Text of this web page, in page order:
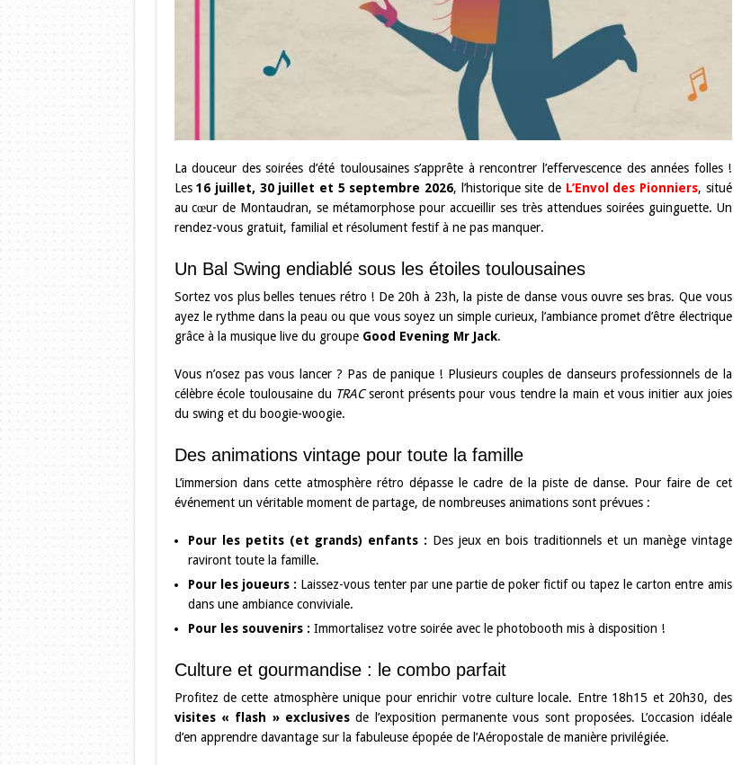
La douceur des soirées d’été toulousaines s’apprête à rencontrer l’effervescence des années folles !
Les16 juillet, 30 juillet et 5 septembre 2026, l’historique site de L’Envol des Pionniers, situé
au cœur de Montaudran, se métamorphose pour accueillir ses très attendues soirées guinguette. Un
rendez-vous gratuit, familial et résolument festif à ne pas manquer.
Un Bal Swing endiablé sous les étoiles toulousaines
Sortez vos plus belles tenues rétro ! De 20h à 23h, la piste de danse vous ouvre ses bras. Que vous
ayez le rythme dans la peau ou que vous soyez un simple curieux, l’ambiance promet d’être électrique
grâce à la musique live du groupe Good Evening Mr Jack.
Vous n’osez pas vous lancer ? Pas de panique ! Plusieurs couples de danseurs professionnels de la
célèbre école toulousaine du TRACseront présents pour vous tendre la main et vous initier aux joies
du swing et du boogie-woogie.
Des animations vintage pour toute la famille
L’immersion dans cette atmosphère rétro dépasse le cadre de la piste de danse. Pour faire de cet
événement un véritable moment de partage, de nombreuses animations sont prévues :
Pour les petits (et grands) enfants : Des jeux en bois traditionnels et un manège vintage
raviront toute la famille.
Pour les joueurs : Laissez-vous tenter par une partie de poker fictif ou tapez le carton entre amis
dans une ambiance conviviale.
Pour les souvenirs : Immortalisez votre soirée avec le photobooth mis à disposition !
Culture et gourmandise : le combo parfait
Profitez de cette atmosphère unique pour enrichir votre culture locale. Entre 18h15 et 20h30, des
visites « flash » exclusivesde l’exposition permanente vous sont proposées. L’occasion idéale
d’en apprendre davantage sur la fabuleuse épopée de l’Aéropostale de manière privilégiée.